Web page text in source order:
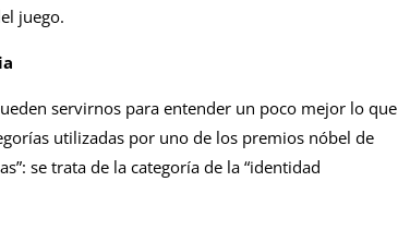
juego.
servirnos para entender un poco mejor lo que
utilizadas por uno de los premios nóbel de
se trata de la categoría de la “identidad